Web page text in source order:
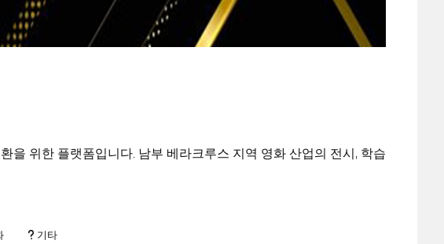
을 위한 플랫폼입니다. 남부 베라크루스 지역 영화 산업의 전시, 학습
기타